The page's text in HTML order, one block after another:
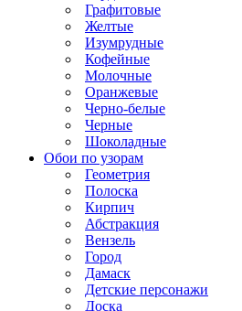
Графитовые
Желтые
Изумрудные
Кофейные
Молочные
Оранжевые
Черно-белые
Черные
Шоколадные
Обои по узорам
Геометрия
Полоска
Кирпич
Абстракция
Вензель
Город
Дамаск
Детские персонажи
Доска